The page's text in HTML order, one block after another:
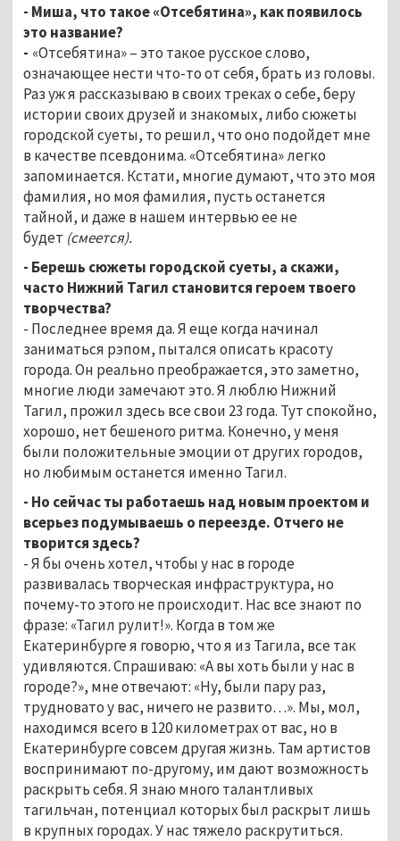
- Миша, что такое «Отсебятина», как появилось
это название?
- «Отсебятина» – это такое русское слово,
означающее нести что-то от себя, брать из головы.
Раз уж я рассказываю в своих треках о себе, беру
истории своих друзей и знакомых, либо сюжеты
городской суеты, то решил, что оно подойдет мне
в качестве псевдонима. «Отсебятина» легко
запоминается. Кстати, многие думают, что это моя
фамилия, но моя фамилия, пусть останется
тайной, и даже в нашем интервью ее не
будет (смеется).
- Берешь сюжеты городской суеты, а скажи,
часто Нижний Тагил становится героем твоего
творчества?
- Последнее время да. Я еще когда начинал
заниматься рэпом, пытался описать красоту
города. Он реально преображается, это заметно,
многие люди замечают это. Я люблю Нижний
Тагил, прожил здесь все свои 23 года. Тут спокойно,
хорошо, нет бешеного ритма. Конечно, у меня
были положительные эмоции от других городов,
но любимым останется именно Тагил.
- Но сейчас ты работаешь над новым проектом и
всерьез подумываешь о переезде. Отчего не
творится здесь?
- Я бы очень хотел, чтобы у нас в городе
развивалась творческая инфраструктура, но
почему-то этого не происходит. Нас все знают по
фразе: «Тагил рулит!». Когда в том же
Екатеринбурге я говорю, что я из Тагила, все так
удивляются. Спрашиваю: «А вы хоть были у нас в
городе?», мне отвечают: «Ну, были пару раз,
трудновато у вас, ничего не развито…». Мы, мол,
находимся всего в 120 километрах от вас, но в
Екатеринбурге совсем другая жизнь. Там артистов
воспринимают по-другому, им дают возможность
раскрыть себя. Я знаю много талантливых
тагильчан, потенциал которых был раскрыт лишь
в крупных городах. У нас тяжело раскрутиться.